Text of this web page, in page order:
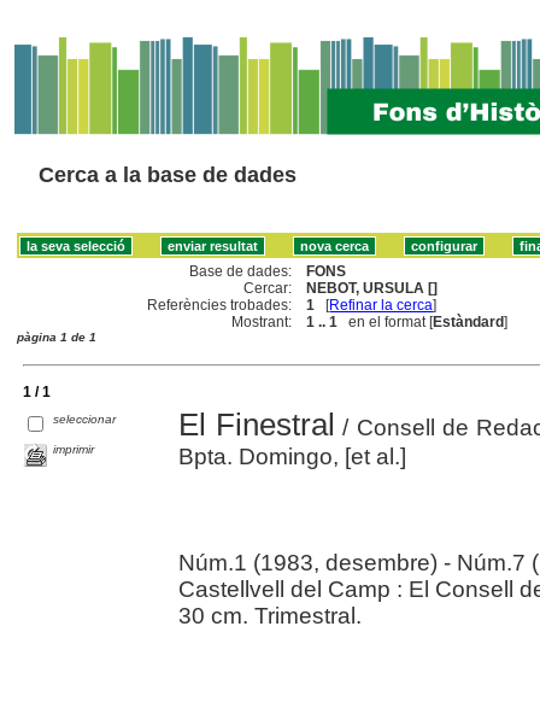
Cerca a la base de dades
Base de dades:
FONS
Cercar:
NEBOT, URSULA []
Referències trobades:
1 [Refinar la cerca]
Mostrant:
1 .. 1 en el format [Estàndard]
pàgina 1 de 1
1 / 1
seleccionar
imprimir
El Finestral / Consell de
Bpta. Domingo, [et al.]
Núm.1 (1983, desembre) - Núm.7
Castellvell del Camp : El Consell
30 cm. Trimestral.